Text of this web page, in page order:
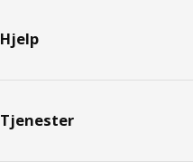
Hjelp
Tjenester